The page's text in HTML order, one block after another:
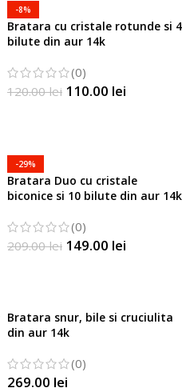
-8%
Bratara cu cristale rotunde si 4
bilute din aur 14k
(0)
120.00lei 110.00 lei
-29%
Bratara Duo cu cristale
biconice si 10 bilute din aur 14k
(0)
209.00lei 149.00 lei
Bratara snur, bile si cruciulita
din aur 14k
(0)
269.00 lei